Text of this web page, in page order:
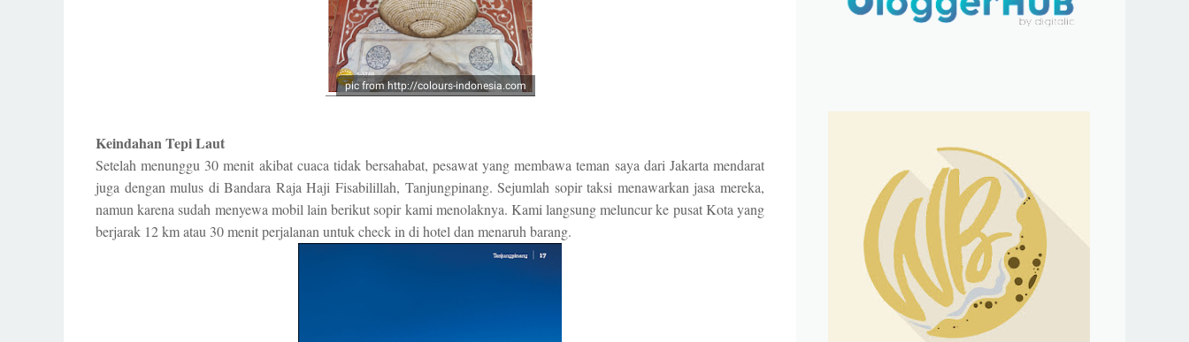
pic from http://colours-indonesia.com
Keindahan Tepi Laut
Setelah menunggu 30 menit akibat cuaca tidak bersahabat, pesawat yang membawa teman saya dari Jakarta mendarat
juga dengan mulus di Bandara Raja Haji Fisabilillah, Tanjungpinang. Sejumlah sopir taksi menawarkan jasa mereka,
namun karena sudah menyewa mobil lain berikut sopir kami menolaknya. Kami langsung meluncur ke pusat Kota yang
berjarak 12 km atau 30 menit perjalanan untuk check in di hotel dan menaruh barang.